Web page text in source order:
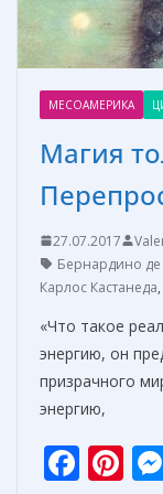
МЕСОАМЕРИКА
Магия
27.07.2017
Бернардино де
Карлос Кастанеда,
«Что такое
энергию, он
призрачного
энергию,
F Pi